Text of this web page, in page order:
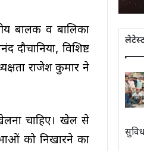
बालक व बालिका
दौचानिया, विशिष्ट
राजेश कुमार ने
चाहिए। खेल से
को निखारने का